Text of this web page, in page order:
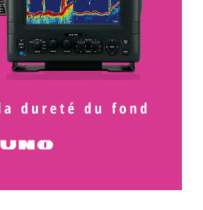
LCD
météo Navtex
météo
vitesse, vent et
vent et météo